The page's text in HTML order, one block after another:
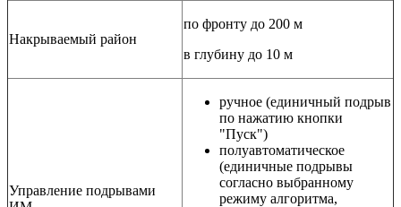
Накрываемый район
по фронту до 200 м
в глубину до 10 м
Управление подрывами
ручное (единичный подрыв
по нажатию кнопки
"Пуск")
полуавтоматическое
(единичные подрывы
согласно выбранному
режиму алгоритма,